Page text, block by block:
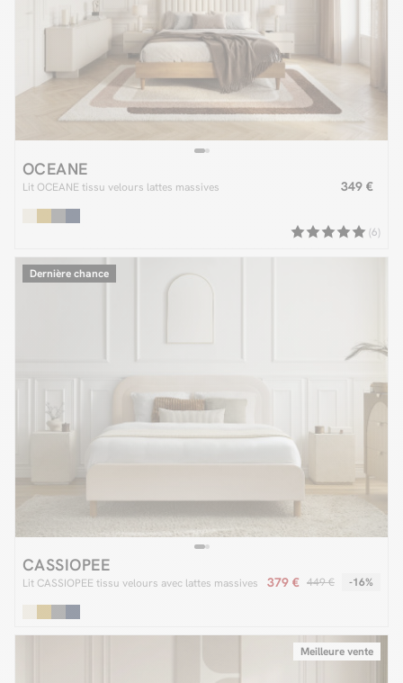
OCEANE
Lit OCEANE tissu velours lattes massives 349 €
(6)
Dernière chance
CASSIOPEE
Lit CASSIOPEE tissu velours avec lattes massives 379 € 449 € -16%
Meilleure vente